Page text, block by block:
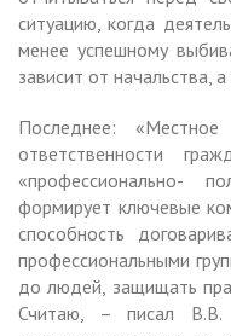
ситуацию, когда
менее успешному
зависит от начальства,
Последнее:
ответственности
«профессионально-
формирует ключевые
способность
профессиональными
до людей, защищать
Считаю, – писал В.В.